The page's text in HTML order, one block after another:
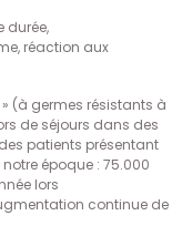
durée,
réaction aux
(à germes résistants à
de séjours dans des
patients présentant
époque : 75.000
lors
continue de